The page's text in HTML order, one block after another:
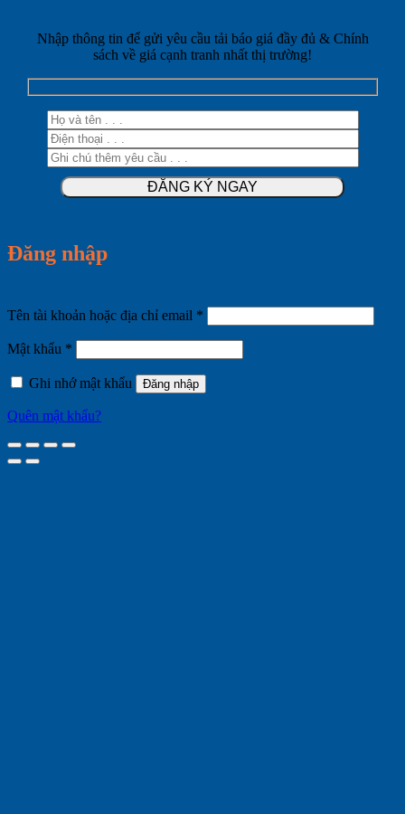
Nhập thông tin để gửi yêu cầu tải báo giá đầy đủ & Chính
sách về giá cạnh tranh nhất thị trường!
Đăng nhập
Tên tài khoản hoặc địa chỉ email *
buộc
Mật khẩu *
buộc
Ghi nhớ mật khẩu
Đăng nhập
Quên mật khẩu?